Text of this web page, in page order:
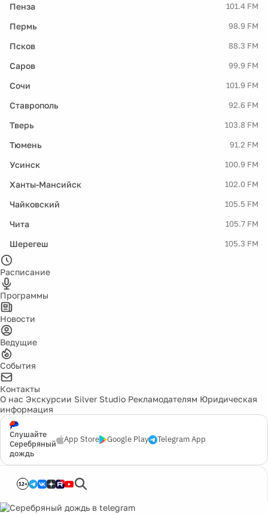
Пенза 101.4 FM
Пермь 98.9 FM
Псков 88.3 FM
Саров 99.9 FM
Сочи 101.9 FM
Ставрополь 92.6 FM
Тверь 103.8 FM
Тюмень 91.2 FM
Усинск 100.9 FM
Ханты-Мансийск 102.0 FM
Чайковский 105.5 FM
Чита 105.7 FM
Шерегеш 105.3 FM
Расписание
Программы
Новости
Ведущие
События
Контакты
О нас Экскурсии Silver Studio Рекламодателям Юридическая
информация
Слушайте
Серебряный
дождь
App Store Google Play Telegram App
12+